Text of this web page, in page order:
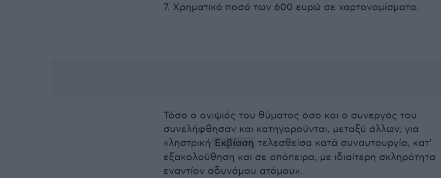
7. Χρηματικό ποσό των 600 ευρώ σε χαρτονομίσματα.
Τόσο ο ανιψιός του θύματος όσο και ο συνεργός του
συνελήφθησαν και κατηγορούνται, μεταξύ άλλων, για
«ληστρική Εκβίαση τελεσθείσα κατά συναυτουργία, κατ’
εξακολούθηση και σε απόπειρα, με ιδιαίτερη σκληρότητα
εναντίον αδυνάμου ατόμου».